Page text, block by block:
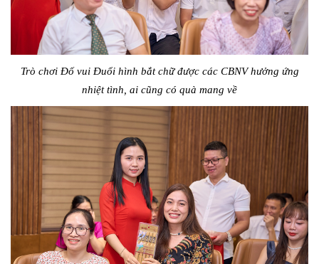
Trò chơi Đố vui Đuổi hình bắt chữ được các CBNV hưởng ứng
nhiệt tình, ai cũng có quà mang về